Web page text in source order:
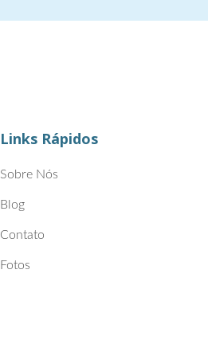
Links Rápidos
Sobre Nós
Blog
Contato
Fotos